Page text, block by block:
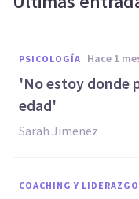
PSICOLOGÍA hace 1
'No estoy donde
edad'
Sarah Jimenez
COACHING Y LIDERAZGO